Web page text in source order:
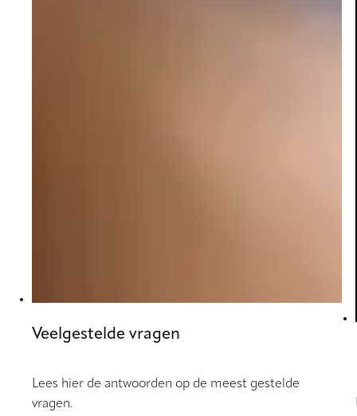
Veelgestelde vragen
Lees hier de antwoorden op de meest gestelde
vragen.